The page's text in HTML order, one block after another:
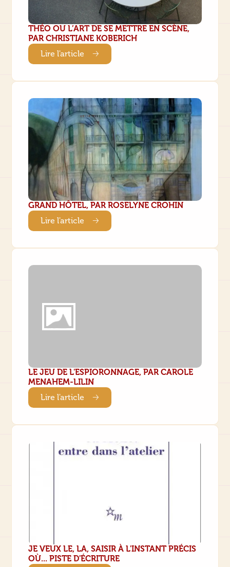
THÉO OU L’ART DE SE METTRE EN SCÈNE,
PAR CHRISTIANE KOBERICH
Lire l'article
GRAND HÔTEL, PAR ROSELYNE CROHIN
Lire l'article
LE JEU DE L'ESPIORONNAGE, PAR CAROLE
MENAHEM-LILIN
Lire l'article
JE VEUX LE, LA, SAISIR À L'INSTANT PRÉCIS
OÙ... PISTE D'ÉCRITURE